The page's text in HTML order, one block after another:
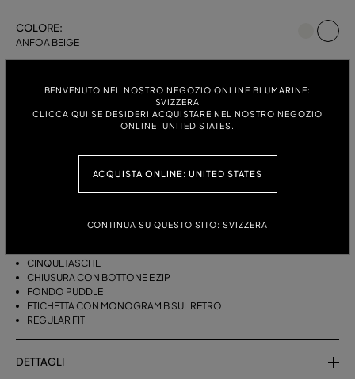
BENVENUTO NEL NOSTRO NEGOZIO ONLINE BLUMARINE:
SVIZZERA
CLICCA QUI SE DESIDERI ACQUISTARE NEL NOSTRO NEGOZIO
ONLINE: UNITED STATES.
ACQUISTA ONLINE: UNITED STATES
CONTINUA SU QUESTO SITO: SVIZZERA
COLORE:
ANFOA BEIGE
PANTALONI CINQUETASCHE IN COTONE DALLA LINEA A PALAZZO CON
CINQUETASCHE
CHIUSURA CON BOTTONE E ZIP
FONDO PUDDLE
ETICHETTA CON MONOGRAM B SUL RETRO
REGULAR FIT
DETTAGLI